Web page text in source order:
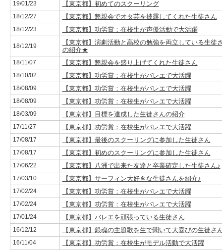
19/01/23 【東京都】初めてのスクーリング
18/12/27 【東京都】懇親会でオタ芸を披露してくれた生徒さん
18/12/23 【東京都】功労賞：在校生が声優活動で大活躍
18/12/19
【東京都】演劇活動と高校の勉強を両立している生徒
の紹介★
18/11/07 【東京都】懇親会を盛り上げてくれた生徒さん
18/10/02 【東京都】功労賞：在校生がバレエで大活躍
18/08/09 【東京都】功労賞：在校生がバレエで大活躍
18/08/09 【東京都】功労賞：在校生がバレエで大活躍
18/03/09 【東京都】目標を達成した生徒さんの紹介
17/11/27 【東京都】功労賞：在校生がバレエで大活躍
17/08/17 【東京都】最後のスクーリングに参加した生徒さん
17/08/17 【東京都】初めのスクーリングに参加した生徒さん
17/06/22 【東京都】八洲で出来た友達と卒業確定した生徒さん♪
17/03/10 【東京都】サーフィン大好きな生徒さんを紹介♪
17/02/24 【東京都】功労賞：在校生がバレエで大活躍
17/02/24 【東京都】功労賞：在校生がバレエで大活躍
17/01/24 【東京都】バレエを頑張っている生徒さん
16/12/12 【東京都】銀魂の主題歌を生で聞いて大喜びの生徒さ
16/11/04 【東京都】功労賞：在校生がモデル活動で大活躍